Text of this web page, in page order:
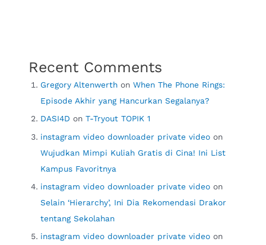
Recent Comments
Gregory Altenwerth onWhen The Phone Rings:
Episode Akhir yang Hancurkan Segalanya?
DASI4D onT-Tryout TOPIK 1
instagram video downloader private video on
Wujudkan Mimpi Kuliah Gratis di Cina! Ini List
Kampus Favoritnya
instagram video downloader private video on
Selain ‘Hierarchy’, Ini Dia Rekomendasi Drakor
tentang Sekolahan
instagram video downloader private video on